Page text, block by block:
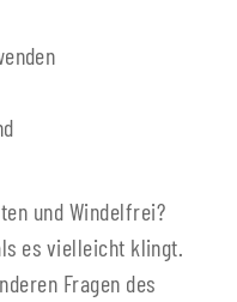
und Windelfrei?
es vielleicht klingt.
Fragen des